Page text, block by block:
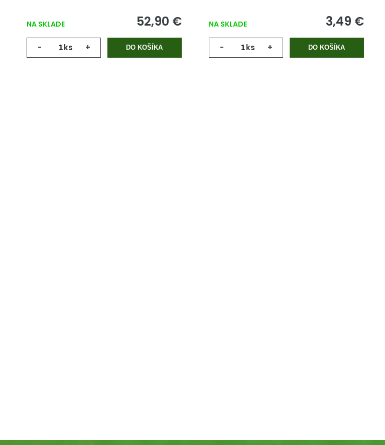
NA SKLADE 52,90 €
- ks + DO KOŠÍKA
NA SKLADE 3,49 €
- ks + DO KOŠÍKA